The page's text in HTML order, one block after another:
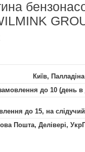
Київ,
до 10 (день в
до 15, на
Пошта, Делівері,